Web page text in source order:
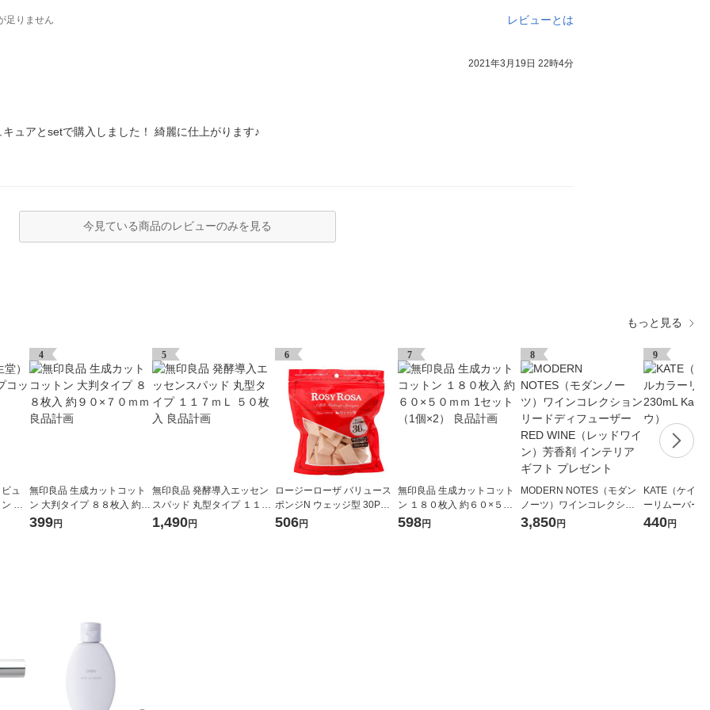
足りません レビューとは
2021年3月19日 22時4分
ュアとsetで購入しました！ 綺麗に仕上がります♪
今見ている商品のレビューのみを見る
もっと見る
ュ
G 1
4
無印良品 生成カットコット
ン 大判タイプ ８８枚入 約９
０×７０ｍｍ 良品計画
399円
5
無印良品 発酵導入エッセン
スパッド 丸型タイプ １１７
ｍＬ ５０枚入 良品計画
1,490円
6
ロージーローザ バリュース
ポンジN ウェッジ型 30P
（メイクスポンジ・パフ）
506円
7
無印良品 生成カットコット
ン １８０枚入 約６０×５０
ｍｍ 1セット（1個×2） 良品
598円
8
MODERN NOTES（モダン
ノーツ）ワインコレクショ
ンリードディフューザー RE
3,850円
9
KATE（ケイト
ーリムーバー
bo（カネボウ
440円